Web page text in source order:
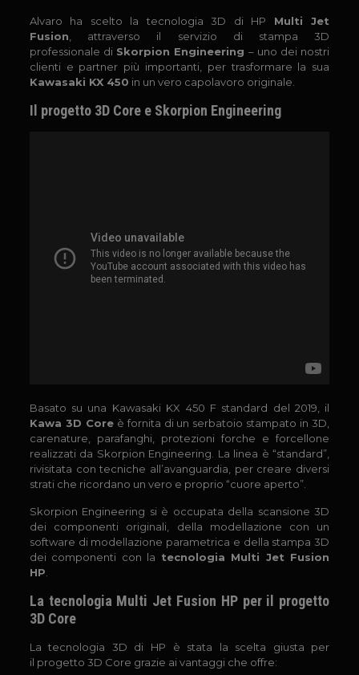
Alvaro ha scelto la tecnologia 3D di HP Multi Jet
Fusion , attraverso il servizio di stampa 3D
professionale di Skorpion Engineering – uno dei nostri
clienti e partner più importanti, per trasformare la sua
Kawasaki KX 450 in un vero capolavoro originale.
Il progetto 3D Core e Skorpion Engineering
Basato su una Kawasaki KX 450 F standard del 2019, il
Kawa 3D Coreè fornita di un serbatoio stampato in 3D,
carenature, parafanghi, protezioni forche e forcellone
realizzati da Skorpion Engineering. La linea è “standard”,
rivisitata con tecniche all’avanguardia, per creare diversi
strati che ricordano un vero e proprio “cuore aperto”.
Skorpion Engineering si è occupata della scansione 3D
dei componenti originali, della modellazione con un
software di modellazione parametrica e della stampa 3D
dei componenti con la tecnologia Multi Jet Fusion
HP
La tecnologia Multi Jet Fusion HP per il progetto
3D Core
La tecnologia 3D di HP è stata la scelta giusta per
il progetto 3D Core grazie ai vantaggi che offre: